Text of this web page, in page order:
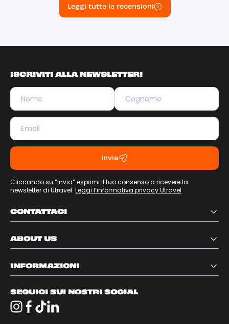
Leggi tutte le recensioni
ISCRIVITI ALLA NEWSLETTER!
Invia
Cliccando su “Invia” esprimi il tuo consenso a ricevere la
newsletter di Utravel. Leggi l’informativa privacy Utravel
CONTATTACI
ABOUT US
INFORMAZIONI
SEGUICI SUI NOSTRI SOCIAL